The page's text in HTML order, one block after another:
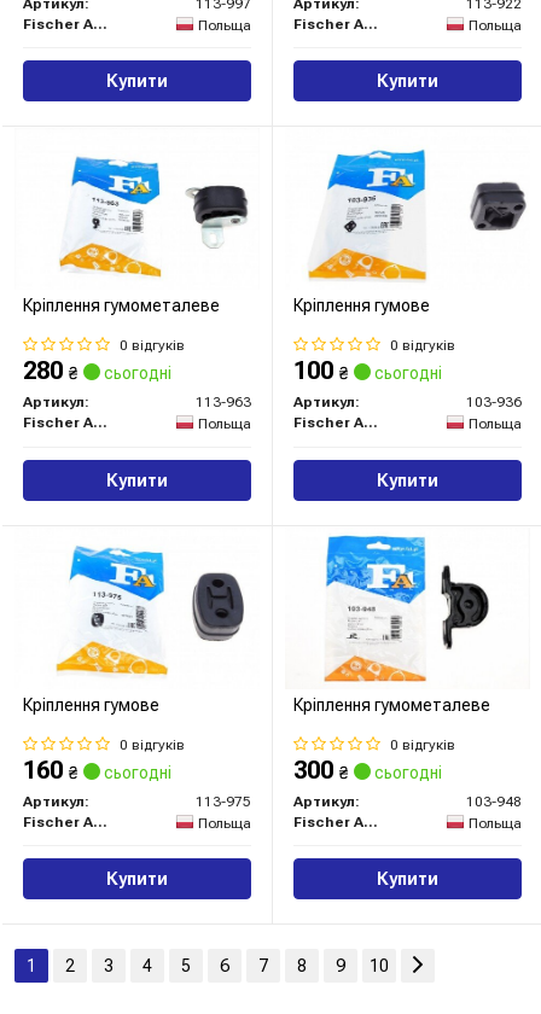
Fischer Automotive One (FA1)
Польща
Купити
Fischer Automotive One (FA1)
Польща
Купити
Кріплення гумометалеве
0 відгуків
280 ₴ сьогодні
Артикул:
113-963
Fischer Automotive One (FA1)
Польща
Купити
Кріплення гумове
0 відгуків
100 ₴ сьогодні
Артикул:
103-936
Fischer Automotive One (FA1)
Польща
Купити
Кріплення гумове
0 відгуків
160 ₴ сьогодні
Артикул:
113-975
Fischer Automotive One (FA1)
Польща
Купити
Кріплення гумометалеве
0 відгуків
300 ₴ сьогодні
Артикул:
103-948
Fischer Automotive One (FA1)
Польща
Купити
1 2 3 4 5 6 7 8 9 10